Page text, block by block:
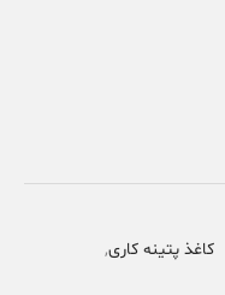
کاغذ پتینه کاری,